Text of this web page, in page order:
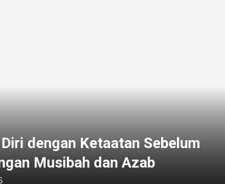
dengan Ketaatan Sebelum
Musibah dan Azab